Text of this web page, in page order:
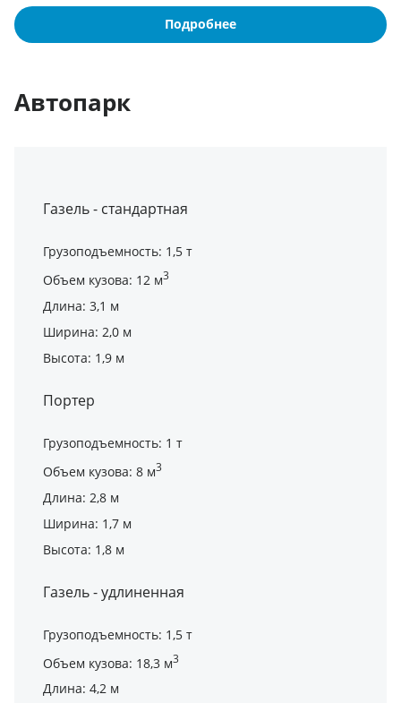
Подробнее
Автопарк
Газель - стандартная
Грузоподъемность: 1,5 т
Объем кузова: 12 м3
Длина: 3,1 м
Ширина: 2,0 м
Высота: 1,9 м
Портер
Грузоподъемность: 1 т
Объем кузова: 8 м3
Длина: 2,8 м
Ширина: 1,7 м
Высота: 1,8 м
Газель - удлиненная
Грузоподъемность: 1,5 т
Объем кузова: 18,3 м3
Длина: 4,2 м